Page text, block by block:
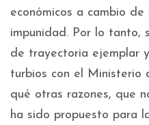
económicos a cambio
impunidad. Por lo tanto,
de trayectoria ejemplar
turbios con el Ministerio
qué otras razones, que
ha sido propuesto para